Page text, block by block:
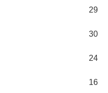
29
30
24
16